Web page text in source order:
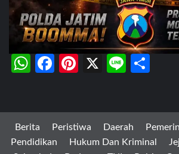
WhatsApp
Facebook
Pinterest
X Line
Berita Peristiwa Daerah
Pendidikan
Hukum Dan Kriminal